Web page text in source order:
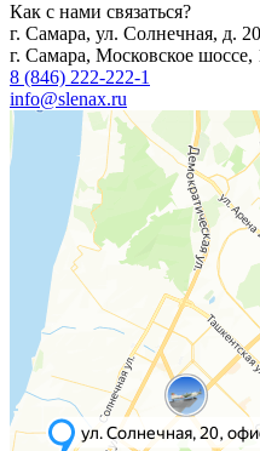
Как с нами связаться?
г. Самара, ул. Солнечная, д.
г. Самара, Московское
8 (846) 222-222-1
info@slenax.ru